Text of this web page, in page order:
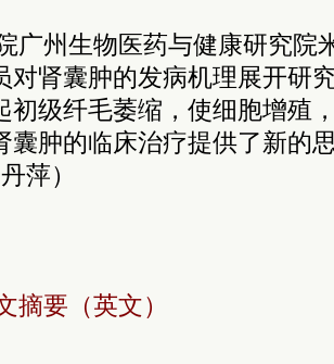
广州生物医药与健康研究院
对肾囊肿的发病机理展开研
初级纤毛萎缩，使细胞增殖
囊肿的临床治疗提供了新的
萍）
摘要（英文）